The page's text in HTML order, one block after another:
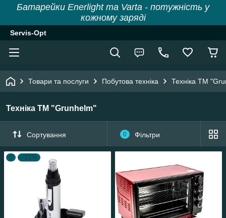
Батарейки Enerlight та Varta - потужність у
кожному заряді
Servis-Opt
Товари та послуги Побутова техніка Техніка ТМ
Техніка ТМ "Grunhelm"
Сортування 0 Фільтри
0 –11%